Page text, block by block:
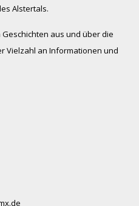
Alstertals.
aus und über die
Vielzahl an Informationen und